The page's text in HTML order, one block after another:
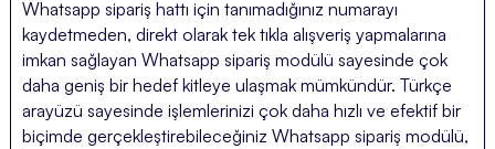
Whatsapp sipariş hattı için tanımadığınız numarayı
kaydetmeden, direkt olarak tek tıkla alışveriş yapmalarına
imkan sağlayan Whatsapp sipariş modülü sayesinde çok
daha geniş bir hedef kitleye ulaşmak mümkündür. Türkçe
arayüzü sayesinde işlemlerinizi çok daha hızlı ve efektif bir
biçimde gerçekleştirebileceğiniz Whatsapp sipariş modülü,